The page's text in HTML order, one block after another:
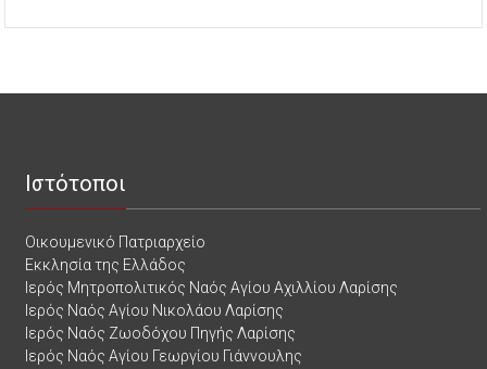
Ιστότοποι
Οικουμενικό Πατριαρχείο
Εκκλησία της Ελλάδος
Ιερός Μητροπολιτικός Ναός Αγίου Αχιλλίου Λαρίσης
Ιερός Ναός Αγίου Νικολάου Λαρίσης
Ιερός Ναός Ζωοδόχου Πηγής Λαρίσης
Ιερός Ναός Αγίου Γεωργίου Γιάννουλης